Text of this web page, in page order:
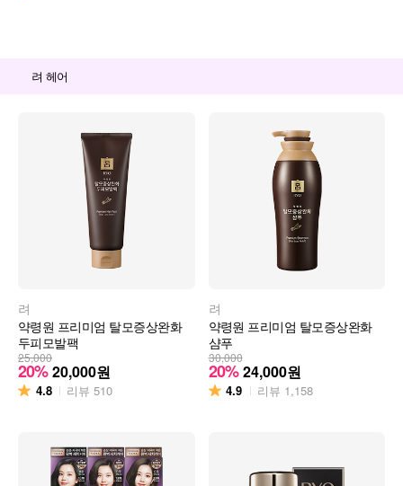
려 헤어
려
약령원 프리미엄 탈모증상완화
두피모발팩
25,000
20% 20,000원
4.8 리뷰 510
려
약령원 프리미엄 탈모증상완화
샴푸
30,000
20% 24,000원
4.9 리뷰 1,158